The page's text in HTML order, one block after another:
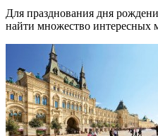
Для празднования дня
найти множество интересных